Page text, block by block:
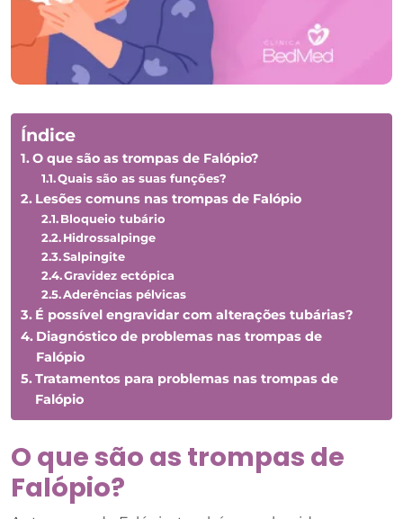
Índice
O que são as trompas de Falópio?
Quais são as suas funções?
Lesões comuns nas trompas de Falópio
Bloqueio tubário
Hidrossalpinge
Salpingite
Gravidez ectópica
Aderências pélvicas
É possível engravidar com alterações tubárias?
Diagnóstico de problemas nas trompas de
Falópio
Tratamentos para problemas nas trompas de
Falópio
O que são as trompas de
Falópio?